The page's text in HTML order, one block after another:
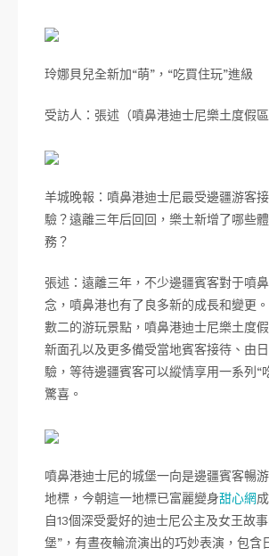
玲娜貝兒全新加“萌”，“吃買住玩”進級
受訪人：張述（噴鼻港迪士尼樂土度假區
羊城晚報：噴鼻港迪士尼最受邊疆游客
驗？遠離三年后回回，樂土新增了哪些
務？
張述：遠離三年，不少邊疆賓客對于噴
念，噴鼻港也有了良多新的成長和變更
數二的游玩景點，噴鼻港迪士尼樂土度
新面孔以及更多備受當地賓客接待、由
驗，等待邊疆賓客可以縱情享用一系列“
驚喜。
噴鼻港迪士尼的城堡一向是邊疆賓客暢
地標，今朝這一地標已富麗變身甜心網
自13個深受愛好的迪士尼公主及女王故
堡”，有晝夜輪流演出的巧妙表演，包含